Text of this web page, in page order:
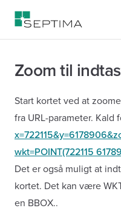
Skip to content
Zoom til
Start kortet ved at
fra URL-parameter. Kald
wkt=POINT(722115
Det er også muligt at
kortet. Det kan være
en BBOX..